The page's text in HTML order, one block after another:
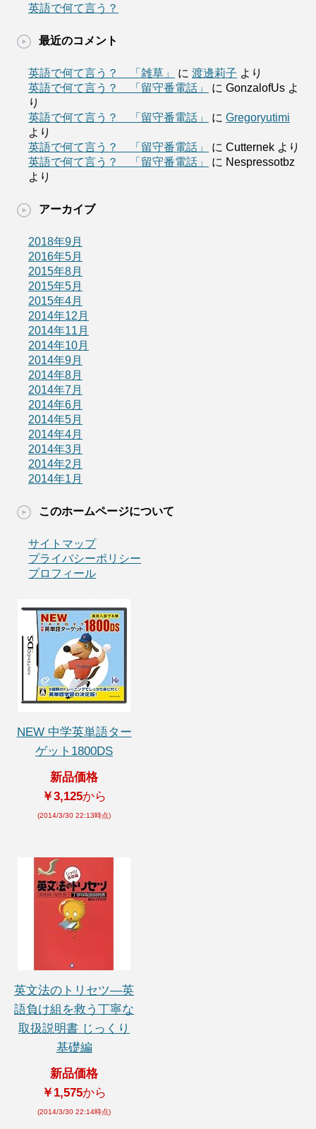
英語で何て言う？
最近のコメント
英語で何て言う？ 「雑草」 に 渡邊莉子 より
英語で何て言う？ 「留守番電話」
に GonzalofUs よ
り
英語で何て言う？ 「留守番電話」
に Gregoryutimi
より
英語で何て言う？ 「留守番電話」
に Cutternek より
英語で何て言う？ 「留守番電話」
に Nespressotbz
より
アーカイブ
2018年9月
2016年5月
2015年8月
2015年5月
2015年4月
2014年12月
2014年11月
2014年10月
2014年9月
2014年8月
2014年7月
2014年6月
2014年5月
2014年4月
2014年3月
2014年2月
2014年1月
このホームページについて
サイトマップ
プライバシーポリシー
プロフィール
NEW 中学英単語ター
ゲット1800DS
新品価格
￥3,125から
(2014/3/30 22:13時点)
英文法のトリセツ―英
語負け組を救う丁寧な
取扱説明書 じっくり
基礎編
新品価格
￥1,575から
(2014/3/30 22:14時点)